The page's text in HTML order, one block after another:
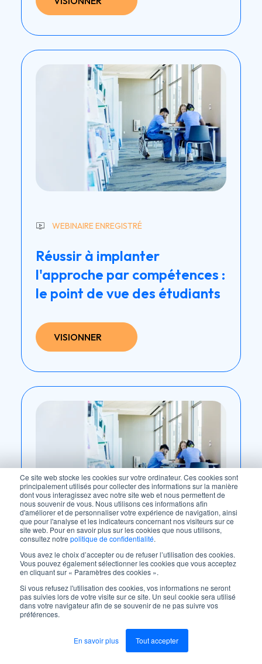
Ce site web stocke les cookies sur votre ordinateur. Ces cookies sont
principalement utilisés pour collecter des informations sur la manière
dont vous interagissez avec notre site web et nous permettent de
nous souvenir de vous. Nous utilisons ces informations afin
d'améliorer et de personnaliser votre expérience de navigation, ainsi
que pour l'analyse et les indicateurs concernant nos visiteurs sur ce
site web. Pour en savoir plus sur les cookies que nous utilisons,
consultez notre politique de confidentialité.
Vous avez le choix d’accepter ou de refuser l’utilisation des cookies.
Vous pouvez également sélectionner les cookies que vous acceptez
en cliquant sur « Paramètres des cookies ».
Si vous refusez l'utilisation des cookies, vos informations ne seront
pas suivies lors de votre visite sur ce site. Un seul cookie sera utilisé
dans votre navigateur afin de se souvenir de ne pas suivre vos
préférences.
En savoir plus Tout accepter
WEBINAIRE ENREGISTRÉ
Réussir à implanter
l'approche par compétences :
le point de vue des étudiants
VISIONNER
WEBINAIRE ENREGISTRÉ
L'approche fondée sur les
compétences : le virage de